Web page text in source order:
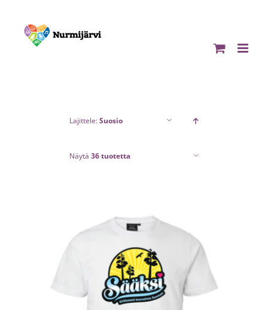
content
Lajittele:Suosio
Näytä 36 tuotetta